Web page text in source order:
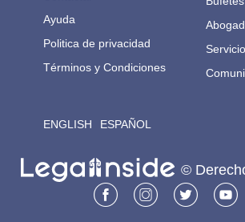
Ayuda
Politica de privacidad
Términos y Condiciones
ENGLISH ESPAÑOL
©